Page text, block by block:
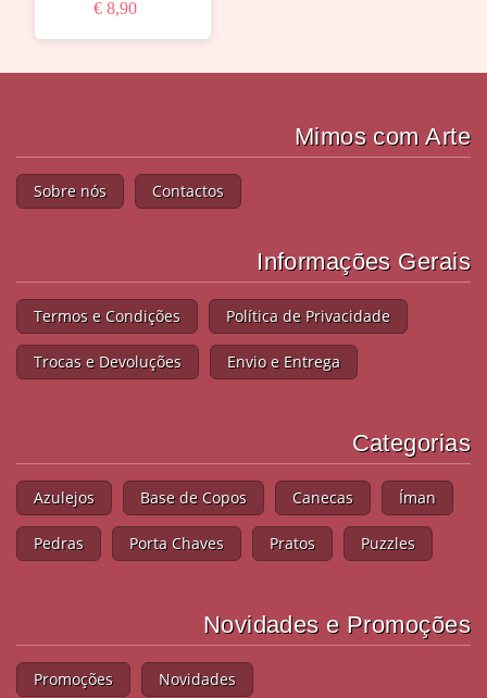
€ 8,90
Mimos com Arte
Sobre nós Contactos
Informações Gerais
Termos e Condições Política de Privacidade
Trocas e Devoluções Envio e Entrega
Categorias
Azulejos Base de Copos Canecas Íman
Pedras Porta Chaves Pratos Puzzles
Novidades e Promoções
Promoções Novidades